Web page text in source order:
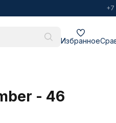
Избранное
- 46